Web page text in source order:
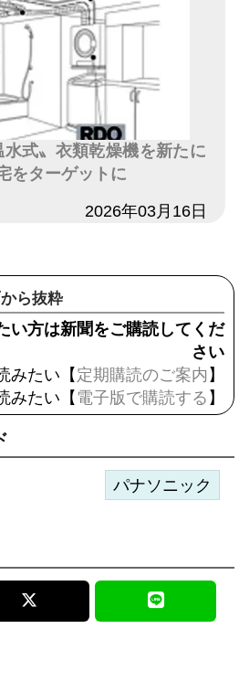
水式〟衣類乾燥機を新たに
をターゲットに
2026年03月16日
ら抜粋
い方は新聞をご購読してくだ
さい
みたい【 定期購読のご案内 】
みたい【 電子版で購読する 】
パナソニック